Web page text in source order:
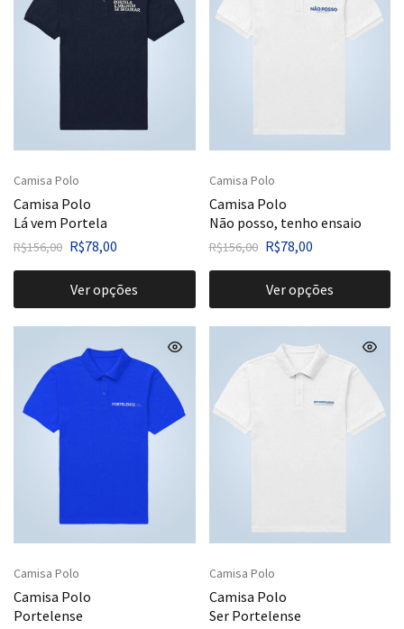
Camisa Polo
Camisa Polo
Lá vem Portela
R$156,00 R$78,00
Ver opções
Camisa Polo
Camisa Polo
Não posso, tenho ensaio
R$156,00 R$78,00
Ver opções
Camisa Polo
Camisa Polo
Portelense
Camisa Polo
Camisa Polo
Ser Portelense